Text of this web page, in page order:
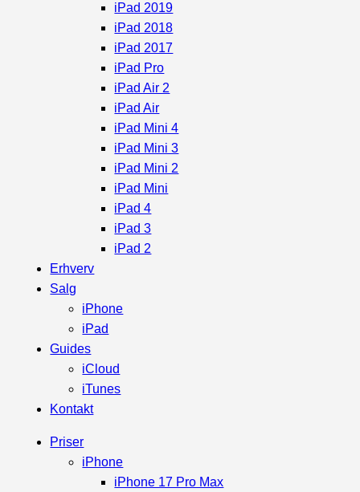
iPad 2019
iPad 2018
iPad 2017
iPad Pro
iPad Air 2
iPad Air
iPad Mini 4
iPad Mini 3
iPad Mini 2
iPad Mini
iPad 4
iPad 3
iPad 2
Erhverv
Salg
iPhone
iPad
Guides
iCloud
iTunes
Kontakt
Priser
iPhone
iPhone 17 Pro Max